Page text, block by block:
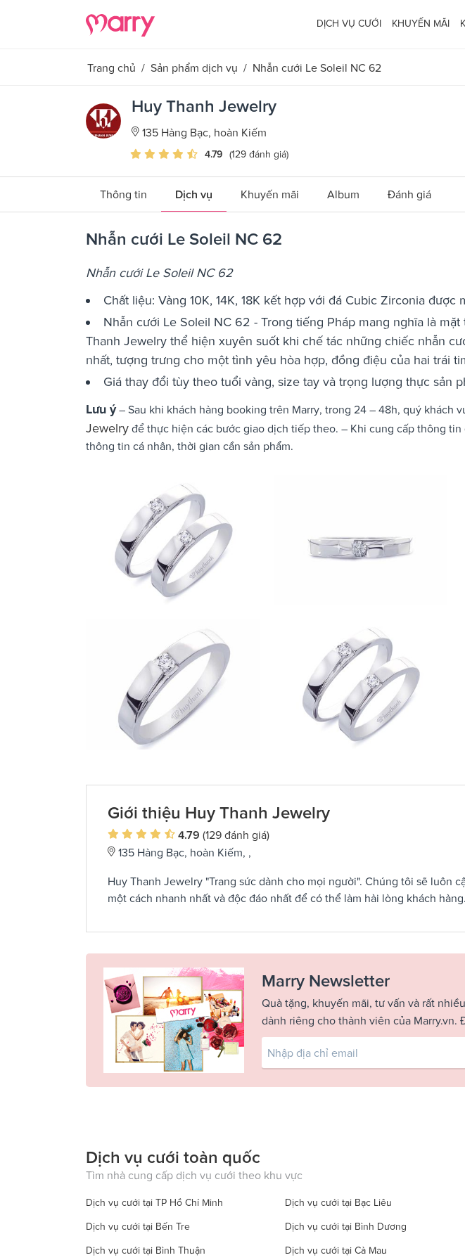
DỊCH VỤ CƯỚI KHUYẾN MÃI
Trang chủ / Sản phẩm dịch vụ / Nhẫn cưới Le Soleil NC 62
Huy Thanh Jewelry
135 Hàng Bạc, hoàn Kiếm
4.79 (129 đánh giá)
Thông tin Dịch vụ Khuyến mãi Album Đánh giá
Nhẫn cưới Le Soleil NC 62
Nhẫn cưới Le Soleil NC 62
Chất liệu: Vàng 10K, 14K, 18K kết hợp với đá Cubic Zirconia được
Nhẫn cưới Le Soleil NC 62 - Trong tiếng Pháp mang nghĩa là
Thanh Jewelry thể hiện xuyên suốt khi chế tác những chiếc nhẫn
nhất, tượng trưng cho một tình yêu hòa hợp, đồng điệu của hai trái
Giá thay đổi tùy theo tuổi vàng, size tay và trọng lượng thực sản
Lưu ý– Sau khi khách hàng booking trên Marry, trong 24 – 48h, quý khách
Jewelry để thực hiện các bước giao dịch tiếp theo. – Khi cung cấp thông
thông tin cá nhân, thời gian cần sản phẩm.
Giới thiệu Huy Thanh Jewelry
4.79 (129 đánh giá)
135 Hàng Bạc, hoàn Kiếm, ,
Huy Thanh Jewelry "Trang sức dành cho mọi người". Chúng tôi sẽ luôn
một cách nhanh nhất và độc đáo nhất để có thể làm hài lòng khách hàng.
Marry Newsletter
Quà tặng, khuyến mãi, tư vấn và rất
dành riêng cho thành viên của Marry.vn.
Dịch vụ cưới toàn quốc
Tìm nhà cung cấp dịch vụ cưới theo khu vực
Dịch vụ cưới tại TP Hồ Chí Minh Dịch vụ cưới tại Bạc Liêu
Dịch vụ cưới tại Bến Tre Dịch vụ cưới tại Bình Dương
Dịch vụ cưới tại Bình Thuận Dịch vụ cưới tại Cà Mau